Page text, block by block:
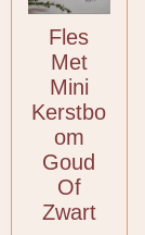
Fles
Met
Mini
Kerstbo
om
Goud
Of
Zwart